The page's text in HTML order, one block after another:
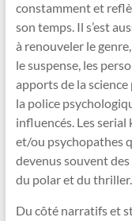
constamment et
son temps. Il s’est
à renouveler le
le suspense, les
apports de la
la police
influencés. Les
et/ou psychopathes
devenus souvent
du polar et du thriller.
Du côté narratifs et